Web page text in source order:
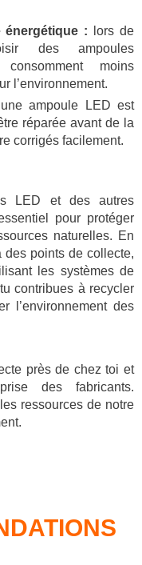
énergétique : lors de
des ampoules
moins
l’environnement.
ampoule LED est
réparée avant de la
corrigés facilement.
LED et des autres
pour protéger
naturelles. En
points de collecte,
les systèmes de
contribues à recycler
l’environnement des
près de chez toi et
des fabricants.
ressources de notre